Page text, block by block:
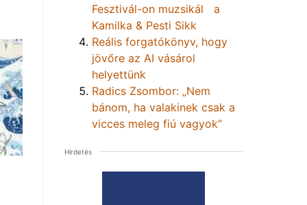
Fesztivál-on muzsikál a
Kamilka & Pesti Sikk
Reális forgatókönyv, hogy
jövőre az AI vásárol
helyettünk
Radics Zsombor: „Nem
bánom, ha valakinek csak a
vicces meleg fiú vagyok”
Hirdetés